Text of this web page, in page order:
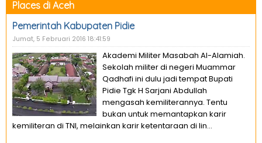
Places di Aceh
Pemerintah Kabupaten Pidie
Jumat, 5 Februari 2016 18:41:59
Akademi Militer Masabah Al-Alamiah.
Sekolah militer di negeri Muammar
Qadhafi ini dulu jadi tempat Bupati
Pidie Tgk H Sarjani Abdullah
mengasah kemiliterannya. Tentu
bukan untuk memantapkan karir
kemiliteran di TNI, melainkan karir ketentaraan di lin...